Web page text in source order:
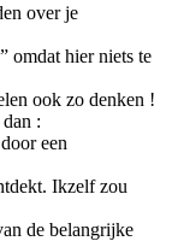
over je
omdat hier niets te
ook zo denken !
:
een
Ikzelf zou
de belangrijke